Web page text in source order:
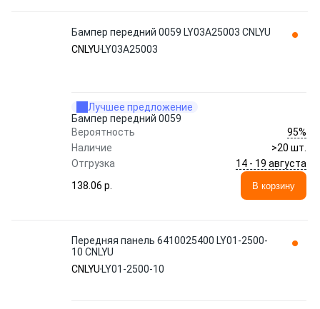
Бампер передний 0059 LY03A25003 CNLYU
CNLYU LY03A25003
Лучшее предложение
Бампер передний 0059
Вероятность
95%
Наличие
>20 шт.
Отгрузка
14 - 19 августа
138.06 p.
В корзину
Передняя панель 6410025400 LY01-2500-
10 CNLYU
CNLYU LY01-2500-10